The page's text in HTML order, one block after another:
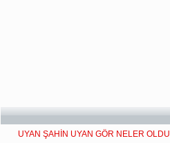
UYAN ŞAHİN UYAN GÖR NELER